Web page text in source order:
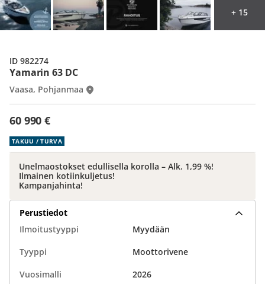
Yamarin 63 DC
60 990 €
Vaasa, Pohjanmaa
ID 982274
+ 15
TAKUU / TURVA
Unelmaostokset edullisella korolla – Alk. 1,99 %!
Ilmainen kotiinkuljetus!
Kampanjahinta!
Perustiedot
Ilmoitustyyppi
Myydään
Tyyppi
Moottorivene
Vuosimalli
2026